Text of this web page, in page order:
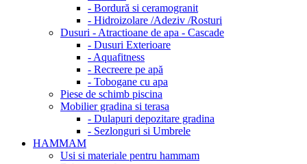
- Bordură si ceramogranit
- Hidroizolare /Adeziv /Rosturi
Dusuri - Atractioane de apa - Cascade
- Dusuri Exterioare
- Aquafitness
- Recreere pe apă
- Tobogane cu apa
Piese de schimb piscina
Mobilier gradina si terasa
- Dulapuri depozitare gradina
- Sezlonguri si Umbrele
HAMMAM
Usi si materiale pentru hammam